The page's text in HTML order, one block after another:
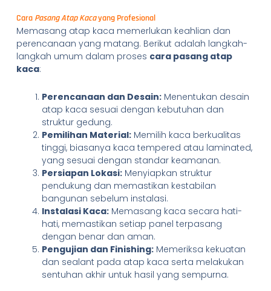
Cara Pasang Atap Kacayang Profesional
Memasang atap kaca memerlukan keahlian dan
perencanaan yang matang. Berikut adalah langkah-
langkah umum dalam proses cara pasang atap
kaca:
Perencanaan dan Desain:Menentukan desain
atap kaca sesuai dengan kebutuhan dan
struktur gedung.
Pemilihan Material:Memilih kaca berkualitas
tinggi, biasanya kaca tempered atau laminated,
yang sesuai dengan standar keamanan.
Persiapan Lokasi:Menyiapkan struktur
pendukung dan memastikan kestabilan
bangunan sebelum instalasi.
Instalasi Kaca:Memasang kaca secara hati-
hati, memastikan setiap panel terpasang
dengan benar dan aman.
Pengujian dan Finishing:Memeriksa kekuatan
dan sealant pada atap kaca serta melakukan
sentuhan akhir untuk hasil yang sempurna.